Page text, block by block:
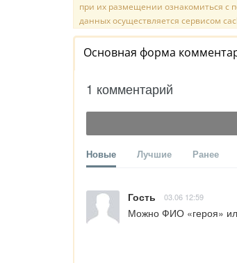
при их размещении ознакомиться с
данных осуществляется сервисом
Основная форма
1 комментарий
Новые Лучшие Ранее
Гость 03.06 12:59
Можно ФИО «героя»